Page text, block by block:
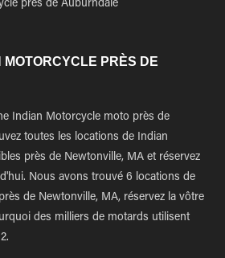
près de Auburndale
MOTORCYCLE PRÈS DE
Indian Motorcycle moto près de
toutes les locations de Indian
près de Newtonville, MA et réservez
Nous avons trouvé 6 locations de
de Newtonville, MA, réservez la vôtre
des milliers de motards utilisent